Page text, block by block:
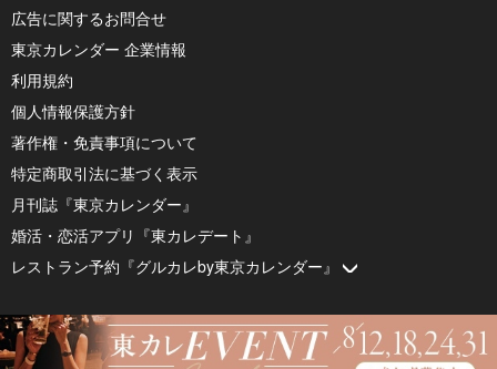
広告に関するお問合せ
東京カレンダー 企業情報
利用規約
個人情報保護方針
著作権・免責事項について
特定商取引法に基づく表示
月刊誌『東京カレンダー』
婚活・恋活アプリ『東カレデート』
レストラン予約『グルカレby東京カレンダー』